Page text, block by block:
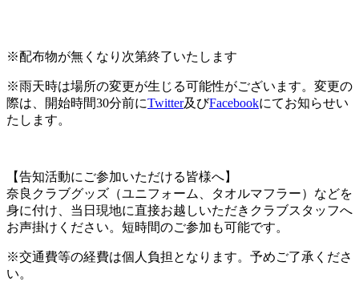
※配布物が無くなり次第終了いたします
※雨天時は場所の変更が生じる可能性がございます。変更の
際は、開始時間30分前にTwitter及びFacebookにてお知らせい
たします。
【告知活動にご参加いただける皆様へ】
奈良クラブグッズ（ユニフォーム、タオルマフラー）などを
身に付け、当日現地に直接お越しいただきクラブスタッフへ
お声掛けください。短時間のご参加も可能です。
※交通費等の経費は個人負担となります。予めご了承くださ
い。